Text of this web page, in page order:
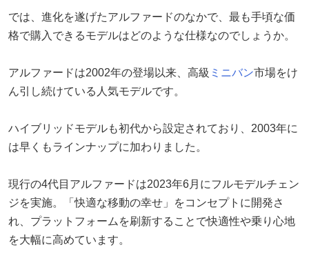
では、進化を遂げたアルファードのなかで、最も手頃な価
格で購入できるモデルはどのような仕様なのでしょうか。
アルファードは2002年の登場以来、高級 ミニバン市場をけ
ん引し続けている人気モデルです。
ハイブリッドモデルも初代から設定されており、2003年に
は早くもラインナップに加わりました。
現行の4代目アルファードは2023年6月にフルモデルチェン
ジを実施。「快適な移動の幸せ」をコンセプトに開発さ
れ、プラットフォームを刷新することで快適性や乗り心地
を大幅に高めています。